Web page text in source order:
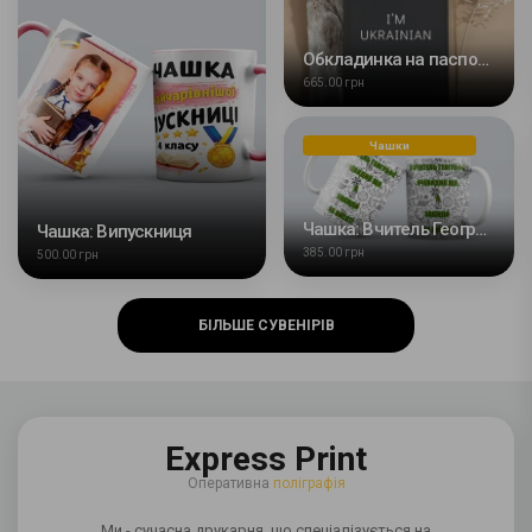
Чашка: Випускниця
500.00 грн
Обкладинка на паспорт: I'm ukrainian
665.00 грн
Чашки
Чашка: Вчитель Географії
385.00 грн
БІЛЬШЕ СУВЕНІРІВ
Express Print
Оперативна поліграфія